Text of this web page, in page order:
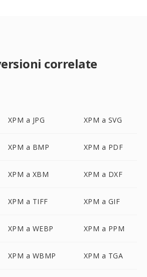
correlate
XPM a JPG XPM a SVG
XPM a BMP XPM a PDF
XPM a XBM XPM a DXF
XPM a TIFF XPM a GIF
XPM a WEBP XPM a PPM
XPM a WBMP XPM a TGA